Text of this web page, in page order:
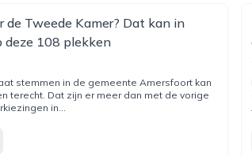
de Tweede Kamer? Dat kan in
deze 108 plekken
stemmen in de gemeente Amersfoort kan
terecht. Dat zijn er meer dan met de vorige
in...